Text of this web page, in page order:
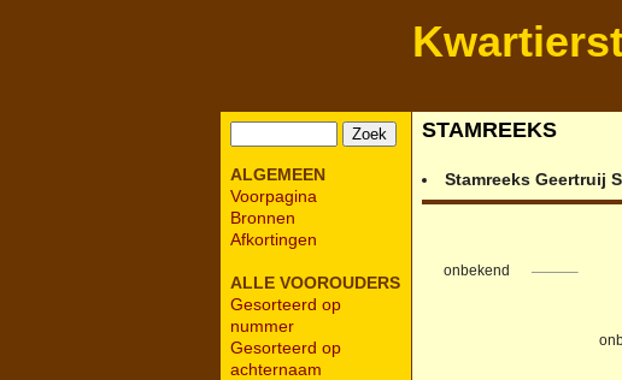
ALGEMEEN
Voorpagina
Bronnen
Afkortingen
ALLE VOOROUDERS
Gesorteerd op
nummer
Gesorteerd op
achternaam
STAMREEKS
Stamreeks Geertruij
onbekend